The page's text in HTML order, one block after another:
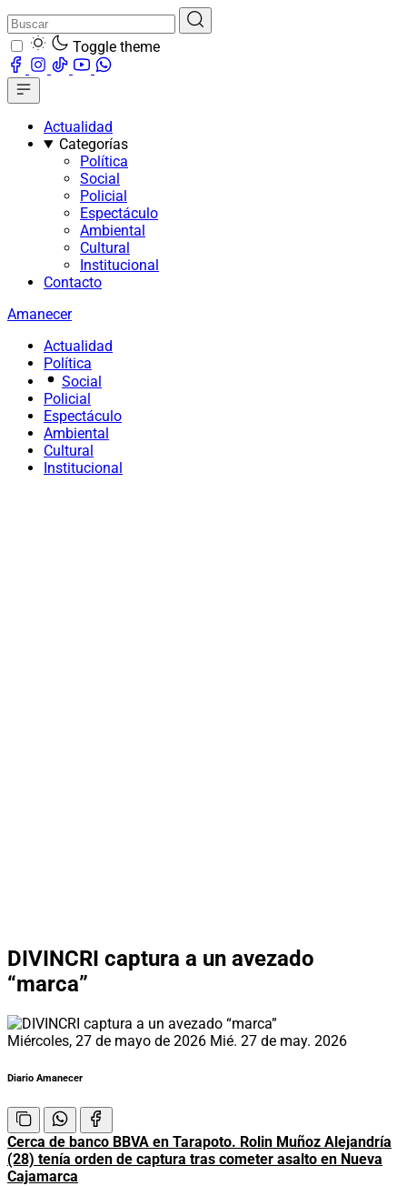
Toggle theme
Actualidad
Categorías
Política
Social
Policial
Espectáculo
Ambiental
Cultural
Institucional
Contacto
Amanecer
Actualidad
Política
Social
Policial
Espectáculo
Ambiental
Cultural
Institucional
DIVINCRI captura a un avezado
“marca”
Miércoles, 27 de mayo de 2026 Mié. 27 de may. 2026
Diario Amanecer
Cerca de banco BBVA en Tarapoto. Rolin Muñoz Alejandría
(28) tenía orden de captura tras cometer asalto en Nueva
Cajamarca